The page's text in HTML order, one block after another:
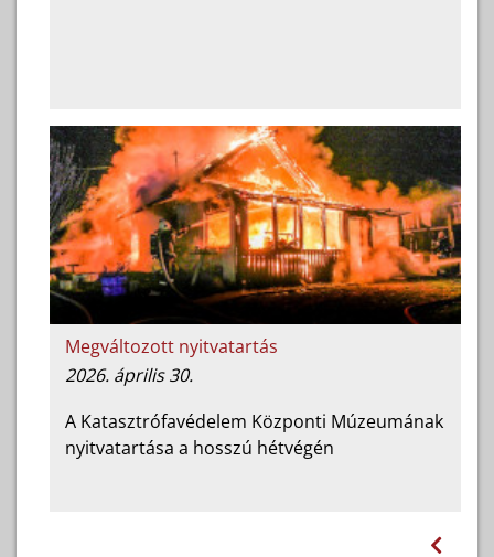
Megváltozott nyitvatartás
2026. április 30.
A Katasztrófavédelem Központi Múzeumának
nyitvatartása a hosszú hétvégén